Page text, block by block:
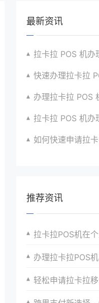
最新资讯
拉卡拉 POS 机办理：轻松几
快速办理拉卡拉 POS 机
办理拉卡拉 POS 机的流程
拉卡拉 POS 机办理：便捷申
如何快速申请拉卡拉 POS 机
推荐资讯
拉卡拉POS机在个人与公司
办理拉卡拉POS机不再繁琐，一
轻松申请拉卡拉移动 POS